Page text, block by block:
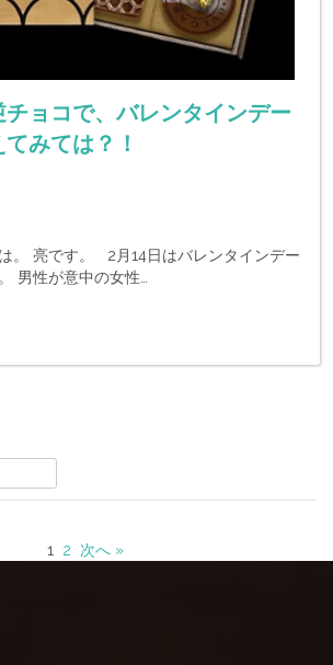
ョコで、バレンタインデー
みては？！
。 亮です。 2月14日はバレンタインデー
男性が意中の女性…
1 2 次へ »